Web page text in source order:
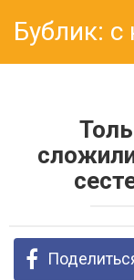
контенту
Бублик: